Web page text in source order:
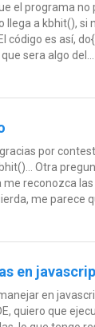
el programa no
llega a kbhit(), si
es así, do{ ...
sera algo del...
por
Otra
reconozca
me parece
en
en
quiero que